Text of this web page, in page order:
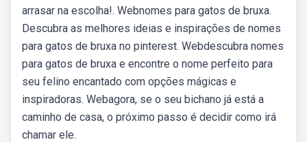
arrasar na escolha!. Webnomes para gatos de bruxa.
Descubra as melhores ideias e inspirações de nomes
para gatos de bruxa no pinterest. Webdescubra nomes
para gatos de bruxa e encontre o nome perfeito para
seu felino encantado com opções mágicas e
inspiradoras. Webagora, se o seu bichano já está a
caminho de casa, o próximo passo é decidir como irá
chamar ele.